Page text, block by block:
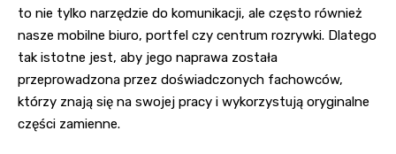
to nie tylko narzędzie do komunikacji, ale często również
nasze mobilne biuro, portfel czy centrum rozrywki. Dlatego
tak istotne jest, aby jego naprawa została
przeprowadzona przez doświadczonych fachowców,
którzy znają się na swojej pracy i wykorzystują oryginalne
części zamienne.